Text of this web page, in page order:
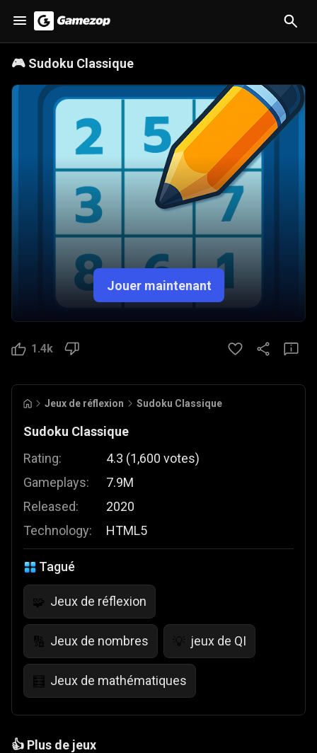
🎮 Sudoku Classique
Jouer maintenant
1.4k
Jeux de réflexion Sudoku Classique
Sudoku Classique
Rating:
Gameplays:
Released:
Technology:
4.3 (1,600 votes)
7.9M
2020
HTML5
Tagué
🧩 Jeux de réflexion
🔢 Jeux de nombres 💡 jeux de QI
🧮 Jeux de mathématiques
👍 Plus de jeux